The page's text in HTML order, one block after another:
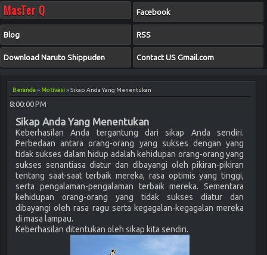
MasTer Q Facebook
Blog RSS
Download Naruto Shippuden Contact US Gmail.com
Beranda» Motivasi»Sikap Anda Yang Menentukan
8:00:00 PM
Sikap Anda Yang Menentukan
Keberhasilan Anda tergantung dari sikap Anda sendiri.
Perbedaan antara orang-orang yang sukses dengan yang
tidak sukses dalam hidup adalah kehidupan orang-orang yang
sukses senantiasa diatur dan dibayangi oleh pikiran-pikiran
tentang saat-saat terbaik mereka, rasa optimis yang tinggi,
serta pengalaman-pengalaman terbaik mereka. Sementara
kehidupan orang-orang yang tidak sukses diatur dan
dibayangi oleh rasa ragu serta kegagalan-kegagalan mereka
di masa lampau.
Keberhasilan ditentukan oleh sikap kita sendiri.